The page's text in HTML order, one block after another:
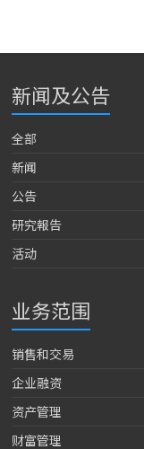
新闻及公告
全部
新闻
公告
研究報告
活动
业务范围
销售和交易
企业融资
资产管理
财富管理